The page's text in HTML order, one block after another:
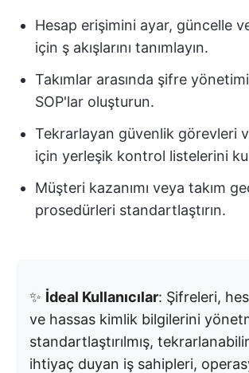
Hesap erişimini ayar, güncelle
için ş akışlarını tanımlayın.
Takımlar arasında şifre yönetimi
SOP'lar oluşturun.
Tekrarlayan güvenlik görevleri
için yerleşik kontrol listelerini
Müşteri kazanımı veya takım
prosedürleri standartlaştırın.
✨ İdeal Kullanıcılar: Şifreleri,
ve hassas kimlik bilgilerini
standartlaştırılmış,
ihtiyaç duyan iş sahipleri,